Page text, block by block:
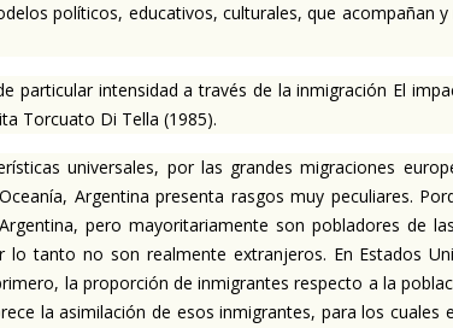
políticos, educativos, culturales, que acompañan
particular intensidad a través de la inmigración El
Torcuato Di Tella (1985).
universales, por las grandes migraciones
Argentina presenta rasgos muy peculiares.
pero mayoritariamente son pobladores de
tanto no son realmente extranjeros. En Estados
la proporción de inmigrantes respecto a la
la asimilación de esos inmigrantes, para los cuales